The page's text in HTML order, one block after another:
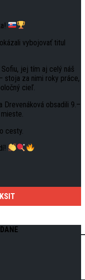
vybojovať titul
jej tím aj celý náš
stoja za nimi roky práce,
cieľ.
Drevenáková obsadili 9.–
cesty.